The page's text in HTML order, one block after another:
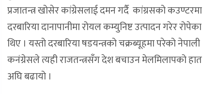
प्रजातन्त्र खोसेर कांग्रेसलाई दमन गर्दै कांग्रसको कउण्टरमा
दरबारिया दानापानीमा रोयल कम्युनिष्ट उत्पादन गरेर रोपेका
थिए । यस्तो दरबारिया षडयन्त्रको चक्रब्यूहमा परेको नेपाली
कनंग्रेसले त्यही राजतन्त्रसँग देश बचाउन मेलमिलापको हात
अघि बढायो ।